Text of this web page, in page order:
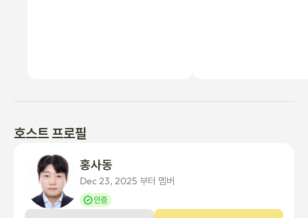
호스트 프로필
Dec 23, 2025 부터 멤버
인증